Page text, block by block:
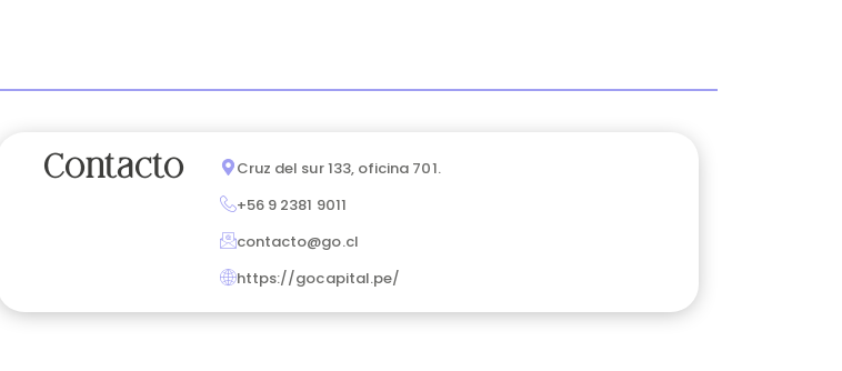
Contacto
Cruz del sur 133, oficina 701.
+56 9 2381 9011
contacto@go.cl
https://gocapital.pe/